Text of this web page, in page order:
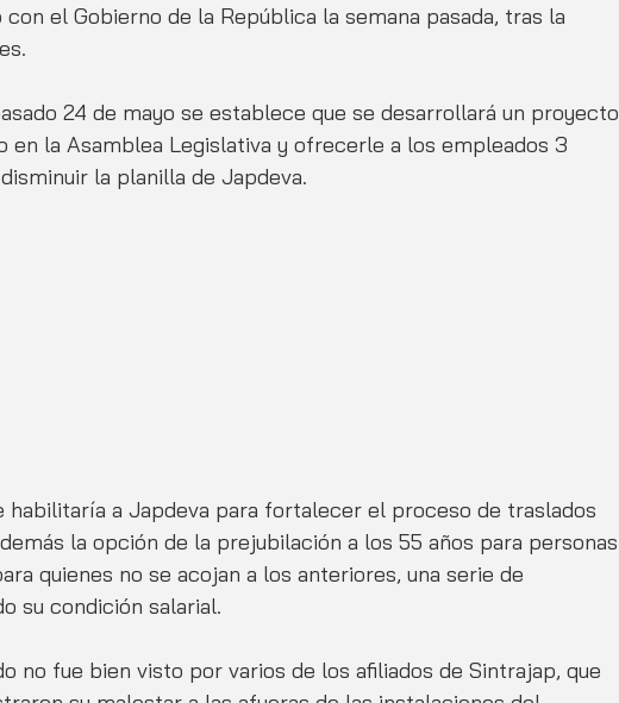
el Gobierno de la República la semana pasada, tras la
24 de mayo se establece que se desarrollará un proyecto
en la Asamblea Legislativa y ofrecerle a los empleados 3
la planilla de Japdeva.
habilitaría a Japdeva para fortalecer el proceso de traslados
la opción de la prejubilación a los 55 años para personas
quienes no se acojan a los anteriores, una serie de
su condición salarial.
no fue bien visto por varios de los afiliados de Sintrajap, que